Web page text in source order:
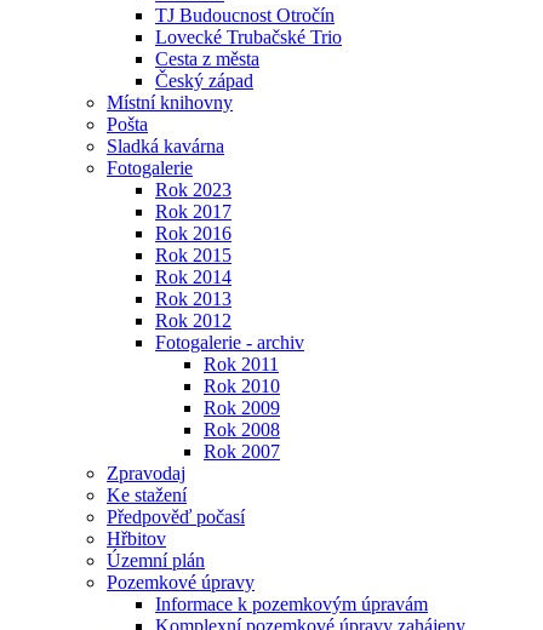
TJ Budoucnost Otročín
Lovecké Trubačské Trio
Cesta z města
Český západ
Místní knihovny
Pošta
Sladká kavárna
Fotogalerie
Rok 2023
Rok 2017
Rok 2016
Rok 2015
Rok 2014
Rok 2013
Rok 2012
Fotogalerie - archiv
Rok 2011
Rok 2010
Rok 2009
Rok 2008
Rok 2007
Zpravodaj
Ke stažení
Předpověď počasí
Hřbitov
Územní plán
Pozemkové úpravy
Informace k pozemkovým úpravám
Komplexní pozemkové úpravy zahájeny